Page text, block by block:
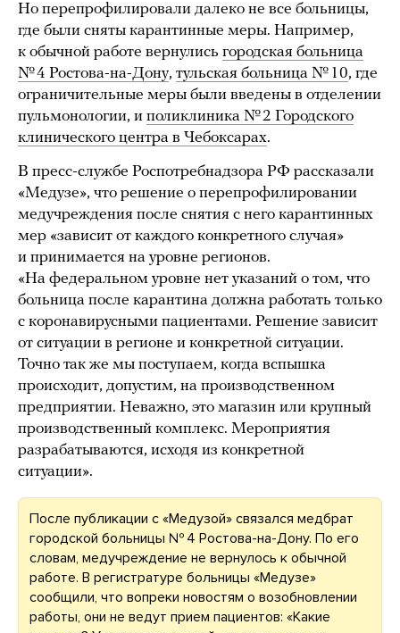
Но перепрофилировали далеко не все больницы,
где были сняты карантинные меры. Например,
к обычной работе вернулись городская больница
№ 4 Ростова-на-Дону, тульская больница № 10, где
ограничительные меры были введены в отделении
пульмонологии, и поликлиника № 2 Городского
клинического центра в Чебоксарах.
В пресс-службе Роспотребнадзора РФ рассказали
«Медузе», что решение о перепрофилировании
медучреждения после снятия с него карантинных
мер «зависит от каждого конкретного случая»
и принимается на уровне регионов.
«На федеральном уровне нет указаний о том, что
больница после карантина должна работать только
с коронавирусными пациентами. Решение зависит
от ситуации в регионе и конкретной ситуации.
Точно так же мы поступаем, когда вспышка
происходит, допустим, на производственном
предприятии. Неважно, это магазин или крупный
производственный комплекс. Мероприятия
разрабатываются, исходя из конкретной
ситуации».
После публикации с «Медузой» связался медбрат
городской больницы № 4 Ростова-на-Дону. По его
словам, медучреждение не вернулось к обычной
работе. В регистратуре больницы «Медузе»
сообщили, что вопреки новостям о возобновлении
работы, они не ведут прием пациентов: «Какие